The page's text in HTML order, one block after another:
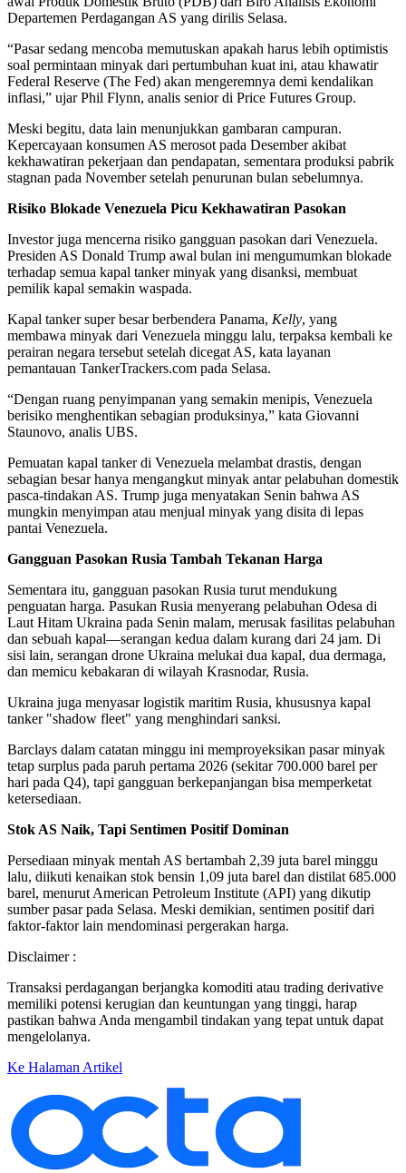
Departemen Perdagangan AS yang dirilis Selasa.
“Pasar sedang mencoba memutuskan apakah harus lebih optimistis
soal permintaan minyak dari pertumbuhan kuat ini, atau khawatir
Federal Reserve (The Fed) akan mengeremnya demi kendalikan
inflasi,” ujar Phil Flynn, analis senior di Price Futures Group.
Meski begitu, data lain menunjukkan gambaran campuran.
Kepercayaan konsumen AS merosot pada Desember akibat
kekhawatiran pekerjaan dan pendapatan, sementara produksi pabrik
stagnan pada November setelah penurunan bulan sebelumnya.
Risiko Blokade Venezuela Picu Kekhawatiran Pasokan
Investor juga mencerna risiko gangguan pasokan dari Venezuela.
Presiden AS Donald Trump awal bulan ini mengumumkan blokade
terhadap semua kapal tanker minyak yang disanksi, membuat
pemilik kapal semakin waspada.
Kapal tanker super besar berbendera Panama, Kelly, yang
membawa minyak dari Venezuela minggu lalu, terpaksa kembali ke
perairan negara tersebut setelah dicegat AS, kata layanan
pemantauan TankerTrackers.com pada Selasa.
“Dengan ruang penyimpanan yang semakin menipis, Venezuela
berisiko menghentikan sebagian produksinya,” kata Giovanni
Staunovo, analis UBS.
Pemuatan kapal tanker di Venezuela melambat drastis, dengan
sebagian besar hanya mengangkut minyak antar pelabuhan domestik
pasca-tindakan AS. Trump juga menyatakan Senin bahwa AS
mungkin menyimpan atau menjual minyak yang disita di lepas
pantai Venezuela.
Gangguan Pasokan Rusia Tambah Tekanan Harga
Sementara itu, gangguan pasokan Rusia turut mendukung
penguatan harga. Pasukan Rusia menyerang pelabuhan Odesa di
Laut Hitam Ukraina pada Senin malam, merusak fasilitas pelabuhan
dan sebuah kapal—serangan kedua dalam kurang dari 24 jam. Di
sisi lain, serangan drone Ukraina melukai dua kapal, dua dermaga,
dan memicu kebakaran di wilayah Krasnodar, Rusia.
Ukraina juga menyasar logistik maritim Rusia, khususnya kapal
tanker "shadow fleet" yang menghindari sanksi.
Barclays dalam catatan minggu ini memproyeksikan pasar minyak
tetap surplus pada paruh pertama 2026 (sekitar 700.000 barel per
hari pada Q4), tapi gangguan berkepanjangan bisa memperketat
ketersediaan.
Stok AS Naik, Tapi Sentimen Positif Dominan
Persediaan minyak mentah AS bertambah 2,39 juta barel minggu
lalu, diikuti kenaikan stok bensin 1,09 juta barel dan distilat 685.000
barel, menurut American Petroleum Institute (API) yang dikutip
sumber pasar pada Selasa. Meski demikian, sentimen positif dari
faktor-faktor lain mendominasi pergerakan harga.
Disclaimer :
Transaksi perdagangan berjangka komoditi atau trading derivative
memiliki potensi kerugian dan keuntungan yang tinggi, harap
pastikan bahwa Anda mengambil tindakan yang tepat untuk dapat
mengelolanya.
Ke Halaman Artikel